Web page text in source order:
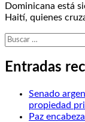
Dominicana está
Haití, quienes
Buscar:
Entradas
Senado
propiedad
Paz